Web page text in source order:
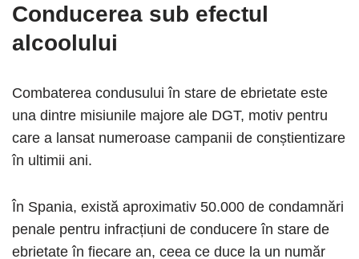
Conducerea sub efectul
alcoolului
Combaterea condusului în stare de ebrietate este
una dintre misiunile majore ale DGT, motiv pentru
care a lansat numeroase campanii de conștientizare
în ultimii ani.
În Spania, există aproximativ 50.000 de condamnări
penale pentru infracțiuni de conducere în stare de
ebrietate în fiecare an, ceea ce duce la un număr